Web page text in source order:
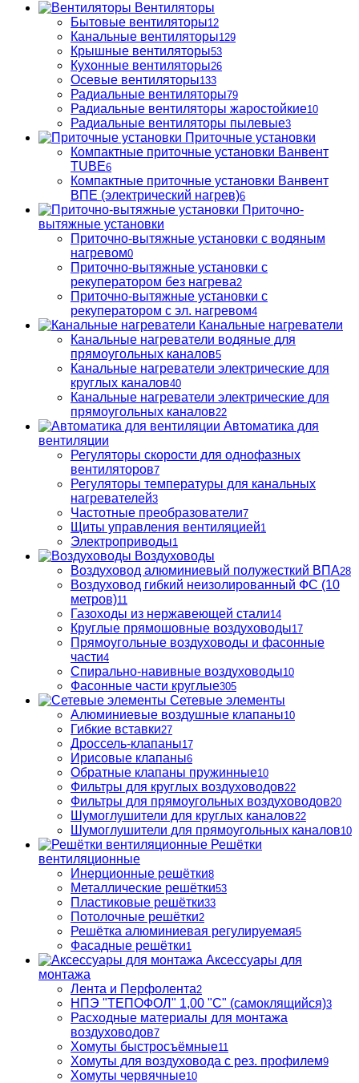
Вентиляторы
Бытовые вентиляторы12
Канальные вентиляторы129
Крышные вентиляторы53
Кухонные вентиляторы26
Осевые вентиляторы133
Радиальные вентиляторы79
Радиальные вентиляторы жаростойкие10
Радиальные вентиляторы пылевые3
Приточные установки
Компактные приточные установки Ванвент
TUBE6
Компактные приточные установки Ванвент
ВПЕ (электрический нагрев)6
Приточно-
вытяжные установки
Приточно-вытяжные установки с водяным
нагревом0
Приточно-вытяжные установки с
рекуператором без нагрева2
Приточно-вытяжные установки с
рекуператором с эл. нагревом4
Канальные нагреватели
Канальные нагреватели водяные для
прямоугольных каналов5
Канальные нагреватели электрические для
круглых каналов40
Канальные нагреватели электрические для
прямоугольных каналов22
Автоматика для
вентиляции
Регуляторы скорости для однофазных
вентиляторов7
Регуляторы температуры для канальных
нагревателей3
Частотные преобразователи7
Щиты управления вентиляцией1
Электроприводы1
Воздуховоды
Воздуховод алюминиевый полужесткий ВПА28
Воздуховод гибкий неизолированный ФС (10
метров)11
Газоходы из нержавеющей стали14
Круглые прямошовные воздуховоды17
Прямоугольные воздуховоды и фасонные
части4
Спирально-навивные воздуховоды10
Фасонные части круглые305
Сетевые элементы
Алюминиевые воздушные клапаны10
Гибкие вставки27
Дроссель-клапаны17
Ирисовые клапаны6
Обратные клапаны пружинные10
Фильтры для круглых воздуховодов22
Фильтры для прямоугольных воздуховодов20
Шумоглушители для круглых каналов22
Шумоглушители для прямоугольных каналов10
Решётки
вентиляционные
Инерционные решётки8
Металлические решётки53
Пластиковые решётки33
Потолочные решётки2
Решётка алюминиевая регулируемая5
Фасадные решётки1
Аксессуары для
монтажа
Лента и Перфолента2
НПЭ "ТЕПОФОЛ" 1,00 "С" (самоклящийся)3
Расходные материалы для монтажа
воздуховодов7
Хомуты быстросъёмные11
Хомуты для воздуховода с рез. профилем9
Хомуты червячные10